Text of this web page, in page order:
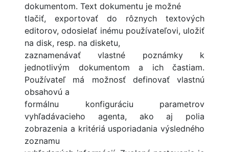
dokumentom. Text dokumentu je možné
tlačiť, exportovať do rôznych textových
editorov, odosielať inému používateľovi, uložiť
na disk, resp. na disketu,
zaznamenávať vlastné poznámky k
jednotlivým dokumentom a ich častiam.
Používateľ má možnosť definovať vlastnú
obsahovú a
formálnu konfiguráciu parametrov
vyhľadávacieho agenta, ako aj polia
zobrazenia a kritériá usporiadania výsledného
zoznamu